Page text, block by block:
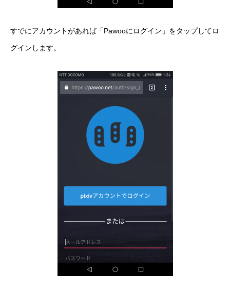
すでにアカウントがあれば「Pawooにログイン」をタップしてロ
グインします。